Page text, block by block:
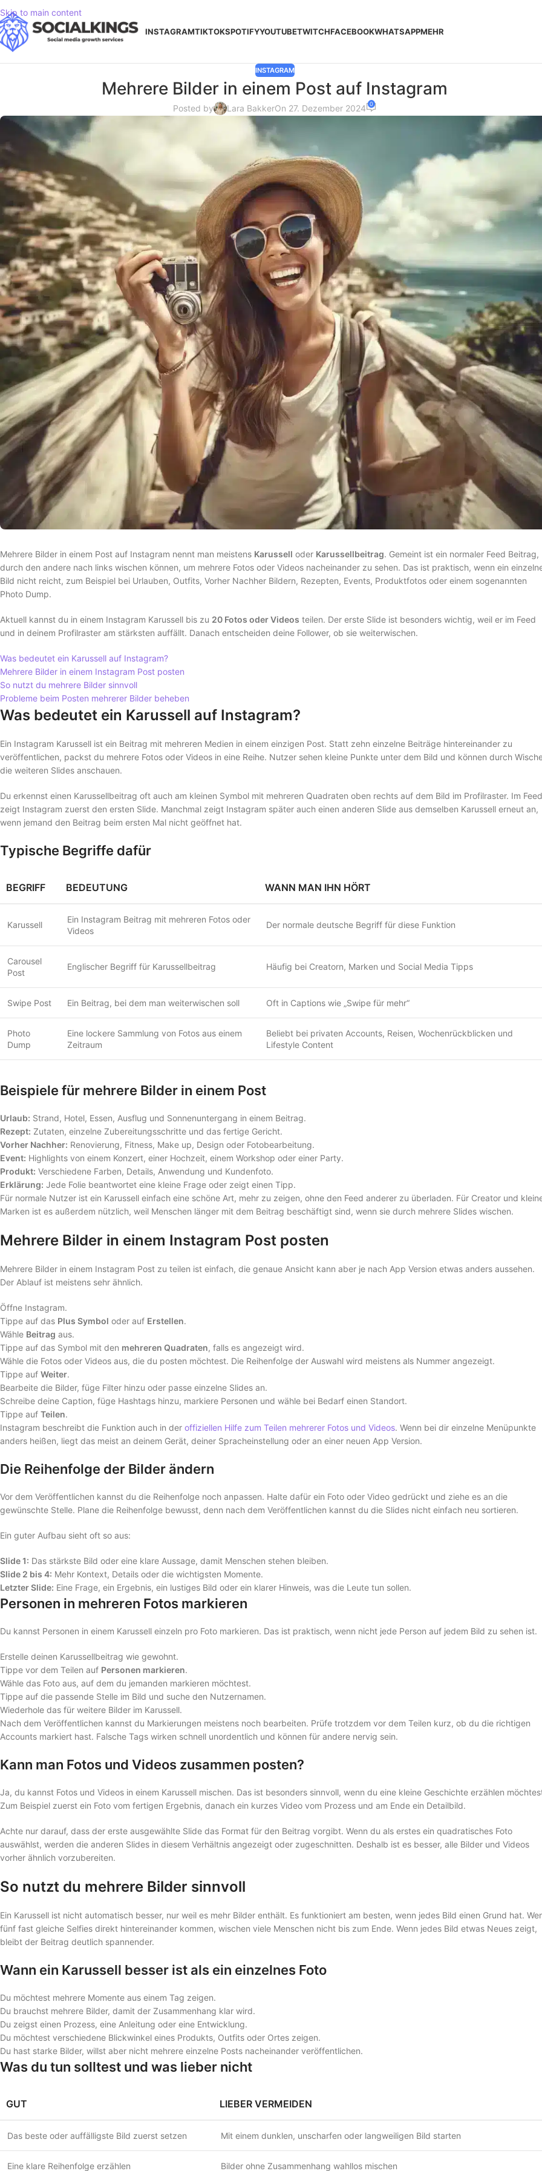
Skip to main content
INSTAGRAMTIKTOKSPOTIFYYOUTUBETWITCHFACEBOOKWHATSAPPMEHR
INSTAGRAM
Mehrere Bilder in einem Post auf Instagram
Posted by Lara BakkerOn 27. Dezember 2024 0
Mehrere Bilder in einem Post auf Instagram nennt man meistens Karussell oder Karussellbeitrag. Gemeint ist ein normaler Feed Beitrag,
durch den andere nach links wischen können, um mehrere Fotos oder Videos nacheinander zu sehen. Das ist praktisch, wenn ein
Bild nicht reicht, zum Beispiel bei Urlauben, Outfits, Vorher Nachher Bildern, Rezepten, Events, Produktfotos oder einem sogenannten
Photo Dump.
Aktuell kannst du in einem Instagram Karussell bis zu 20 Fotos oder Videos teilen. Der erste Slide ist besonders wichtig, weil er im Feed
und in deinem Profilraster am stärksten auffällt. Danach entscheiden deine Follower, ob sie weiterwischen.
Was bedeutet ein Karussell auf Instagram?
Mehrere Bilder in einem Instagram Post posten
So nutzt du mehrere Bilder sinnvoll
Probleme beim Posten mehrerer Bilder beheben
Was bedeutet ein Karussell auf Instagram?
Ein Instagram Karussell ist ein Beitrag mit mehreren Medien in einem einzigen Post. Statt zehn einzelne Beiträge hintereinander zu
veröffentlichen, packst du mehrere Fotos oder Videos in eine Reihe. Nutzer sehen kleine Punkte unter dem Bild und können durch
die weiteren Slides anschauen.
Du erkennst einen Karussellbeitrag oft auch am kleinen Symbol mit mehreren Quadraten oben rechts auf dem Bild im Profilraster. Im Feed
zeigt Instagram zuerst den ersten Slide. Manchmal zeigt Instagram später auch einen anderen Slide aus demselben Karussell erneut an,
wenn jemand den Beitrag beim ersten Mal nicht geöffnet hat.
Typische Begriffe dafür
BEGRIFF BEDEUTUNG WANN MAN IHN HÖRT
Karussell
Ein Instagram Beitrag mit mehreren Fotos oder
Videos
Der normale deutsche Begriff für diese Funktion
Carousel
Post
Englischer Begriff für Karussellbeitrag Häufig bei Creatorn, Marken und Social Media Tipps
Swipe Post Ein Beitrag, bei dem man weiterwischen soll Oft in Captions wie „Swipe für mehr“
Photo
Dump
Eine lockere Sammlung von Fotos aus einem
Zeitraum
Beliebt bei privaten Accounts, Reisen, Wochenrückblicken und
Lifestyle Content
Beispiele für mehrere Bilder in einem Post
Urlaub: Strand, Hotel, Essen, Ausflug und Sonnenuntergang in einem Beitrag.
Rezept: Zutaten, einzelne Zubereitungsschritte und das fertige Gericht.
Vorher Nachher: Renovierung, Fitness, Make up, Design oder Fotobearbeitung.
Event: Highlights von einem Konzert, einer Hochzeit, einem Workshop oder einer Party.
Produkt: Verschiedene Farben, Details, Anwendung und Kundenfoto.
Erklärung: Jede Folie beantwortet eine kleine Frage oder zeigt einen Tipp.
Für normale Nutzer ist ein Karussell einfach eine schöne Art, mehr zu zeigen, ohne den Feed anderer zu überladen. Für Creator und
Marken ist es außerdem nützlich, weil Menschen länger mit dem Beitrag beschäftigt sind, wenn sie durch mehrere Slides wischen.
Mehrere Bilder in einem Instagram Post posten
Mehrere Bilder in einem Instagram Post zu teilen ist einfach, die genaue Ansicht kann aber je nach App Version etwas anders aussehen.
Der Ablauf ist meistens sehr ähnlich.
Öffne Instagram.
Tippe auf das Plus Symbol oder auf Erstellen.
Wähle Beitrag aus.
Tippe auf das Symbol mit den mehreren Quadraten, falls es angezeigt wird.
Wähle die Fotos oder Videos aus, die du posten möchtest. Die Reihenfolge der Auswahl wird meistens als Nummer angezeigt.
Tippe auf Weiter.
Bearbeite die Bilder, füge Filter hinzu oder passe einzelne Slides an.
Schreibe deine Caption, füge Hashtags hinzu, markiere Personen und wähle bei Bedarf einen Standort.
Tippe auf Teilen.
Instagram beschreibt die Funktion auch in der offiziellen Hilfe zum Teilen mehrerer Fotos und Videos. Wenn bei dir einzelne Menüpunkte
anders heißen, liegt das meist an deinem Gerät, deiner Spracheinstellung oder an einer neuen App Version.
Die Reihenfolge der Bilder ändern
Vor dem Veröffentlichen kannst du die Reihenfolge noch anpassen. Halte dafür ein Foto oder Video gedrückt und ziehe es an die
gewünschte Stelle. Plane die Reihenfolge bewusst, denn nach dem Veröffentlichen kannst du die Slides nicht einfach neu sortieren.
Ein guter Aufbau sieht oft so aus:
Slide 1: Das stärkste Bild oder eine klare Aussage, damit Menschen stehen bleiben.
Slide 2 bis 4: Mehr Kontext, Details oder die wichtigsten Momente.
Letzter Slide: Eine Frage, ein Ergebnis, ein lustiges Bild oder ein klarer Hinweis, was die Leute tun sollen.
Personen in mehreren Fotos markieren
Du kannst Personen in einem Karussell einzeln pro Foto markieren. Das ist praktisch, wenn nicht jede Person auf jedem Bild zu sehen ist.
Erstelle deinen Karussellbeitrag wie gewohnt.
Tippe vor dem Teilen auf Personen markieren.
Wähle das Foto aus, auf dem du jemanden markieren möchtest.
Tippe auf die passende Stelle im Bild und suche den Nutzernamen.
Wiederhole das für weitere Bilder im Karussell.
Nach dem Veröffentlichen kannst du Markierungen meistens noch bearbeiten. Prüfe trotzdem vor dem Teilen kurz, ob du die richtigen
Accounts markiert hast. Falsche Tags wirken schnell unordentlich und können für andere nervig sein.
Kann man Fotos und Videos zusammen posten?
Ja, du kannst Fotos und Videos in einem Karussell mischen. Das ist besonders sinnvoll, wenn du eine kleine Geschichte erzählen
Zum Beispiel zuerst ein Foto vom fertigen Ergebnis, danach ein kurzes Video vom Prozess und am Ende ein Detailbild.
Achte nur darauf, dass der erste ausgewählte Slide das Format für den Beitrag vorgibt. Wenn du als erstes ein quadratisches Foto
auswählst, werden die anderen Slides in diesem Verhältnis angezeigt oder zugeschnitten. Deshalb ist es besser, alle Bilder und Videos
vorher ähnlich vorzubereiten.
So nutzt du mehrere Bilder sinnvoll
Ein Karussell ist nicht automatisch besser, nur weil es mehr Bilder enthält. Es funktioniert am besten, wenn jedes Bild einen Grund hat.
fünf fast gleiche Selfies direkt hintereinander kommen, wischen viele Menschen nicht bis zum Ende. Wenn jedes Bild etwas Neues zeigt,
bleibt der Beitrag deutlich spannender.
Wann ein Karussell besser ist als ein einzelnes Foto
Du möchtest mehrere Momente aus einem Tag zeigen.
Du brauchst mehrere Bilder, damit der Zusammenhang klar wird.
Du zeigst einen Prozess, eine Anleitung oder eine Entwicklung.
Du möchtest verschiedene Blickwinkel eines Produkts, Outfits oder Ortes zeigen.
Du hast starke Bilder, willst aber nicht mehrere einzelne Posts nacheinander veröffentlichen.
Was du tun solltest und was lieber nicht
GUT LIEBER VERMEIDEN
Das beste oder auffälligste Bild zuerst setzen Mit einem dunklen, unscharfen oder langweiligen Bild starten
Eine klare Reihenfolge erzählen Bilder ohne Zusammenhang wahllos mischen